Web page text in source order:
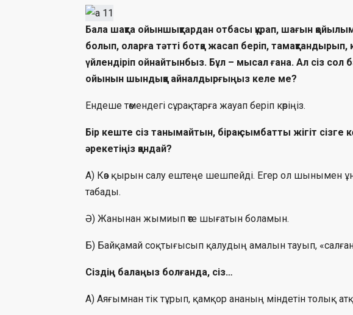
Бала шақта ойыншықтардан отбасы құрап, шағын
болып, оларға тәтті ботқа жасап беріп, тамақтандырып,
үйлендіріп ойнайтынбыз. Бұл – мысал ғана. Ал сіз сол
ойынын шындыққа айналдырғыңыз келе ме?
Ендеше төмендегі сұрақтарға жауап беріп көріңіз.
Бір кеште сіз танымайтын, бірақ сымбатты жігіт сізге
әрекетіңіз қандай?
А) Көз қырын салу ештеңе шешпейді. Егер ол шынымен
табады.
Ә) Жанынан жымиып өте шығатын боламын.
Б) Байқамай соқтығысып қалудың амалын тауып, «салған
Сіздің балаңыз болғанда, сіз…
А) Аяғымнан тік тұрып, қамқор ананың міндетін толық